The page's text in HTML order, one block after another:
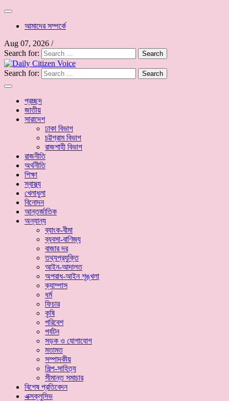
আমাদের সম্পর্কে
Aug 07, 2026 /
Search for:
Search for:
প্রচ্ছদ
জাতীয়
সারাদেশ
ঢাকা বিভাগ
চট্টগ্রাম বিভাগ
রাজশাহী বিভাগ
রাজনীতি
অর্থনীতি
শিক্ষা
স্বাস্থ্য
খেলাধুলা
বিনোদন
আন্তর্জাতিক
অন্যান্য
ব্যাংক-বীমা
ব্যবসা-বাণিজ্য
বাজার দর
তথ্যপ্রযুক্তি
আইন-আদালত
অপরাধ-আইন শৃঙ্খলা
ক্যাম্পাস
ধর্ম
ফিচার
কৃষি
পরিবেশ
পর্যটন
সড়ক ও যোগাযোগ
মতামত
সম্পাদকীয়
শিল্প-সাহিত্য
সীমান্ত সমাচার
বিশেষ প্রতিবেদন
এক্সক্লুসিভ